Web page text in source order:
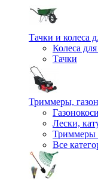
Тачки и колеса
Колеса для
Тачки
Триммеры,
Лески,
Триммеры
Все